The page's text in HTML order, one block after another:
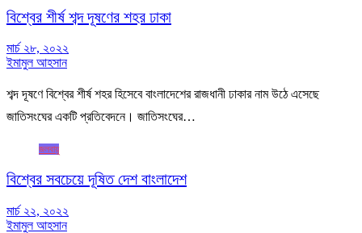
বিশ্বের শীর্ষ শব্দ দূষণের শহর ঢাকা
মার্চ ২৮, ২০২২
ইমামুল আহসান
শব্দ দূষণে বিশ্বের শীর্ষ শহর হিসেবে বাংলাদেশের রাজধানী ঢাকার নাম উঠে এসেছে
জাতিসংঘের একটি প্রতিবেদনে। জাতিসংঘের…
জলবায়ু
বিশ্বের সবচেয়ে দূষিত দেশ বাংলাদেশ
মার্চ ২২, ২০২২
ইমামুল আহসান